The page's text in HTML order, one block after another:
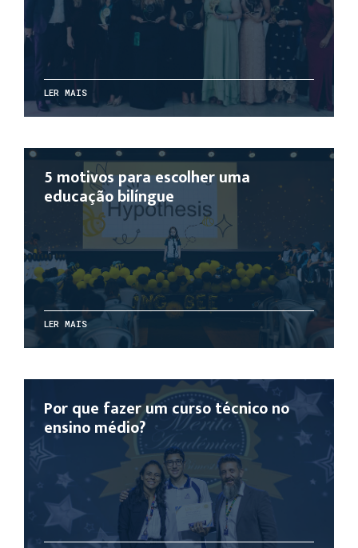
LER MAIS
5 motivos para escolher uma
educação bilíngue
LER MAIS
Por que fazer um curso técnico no
ensino médio?